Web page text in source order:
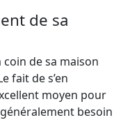
de sa
coin de sa maison
fait de s’en
moyen pour
besoin